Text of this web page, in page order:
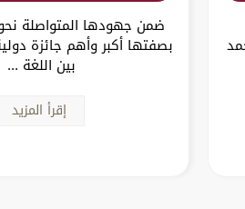
ضمن جهودها المتواصلة
بصفتها أكبر وأهم جائزة
بين اللغة ...
إقرأ المزيد